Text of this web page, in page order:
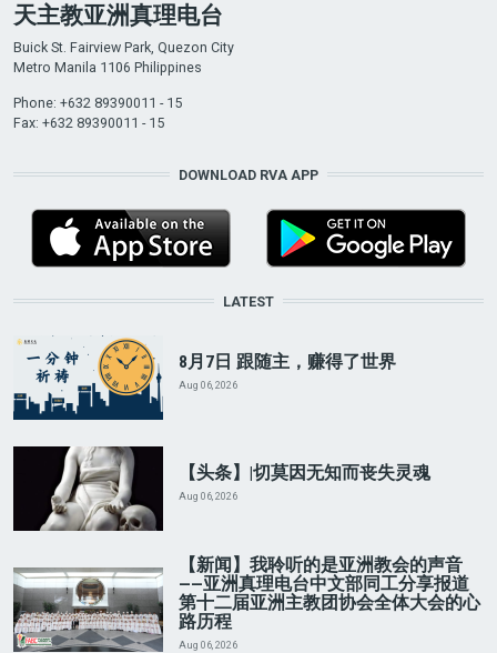
天主教亚洲真理电台
Buick St. Fairview Park, Quezon City
Metro Manila 1106 Philippines
Phone: +632 89390011 - 15
Fax: +632 89390011 - 15
DOWNLOAD RVA APP
LATEST
8月7日 跟随主，赚得了世界
Aug 06, 2026
【头条】|切莫因无知而丧失灵魂
Aug 06, 2026
【新闻】我聆听的是亚洲教会的声音
——亚洲真理电台中文部同工分享报道
第十二届亚洲主教团协会全体大会的心
路历程
Aug 06, 2026